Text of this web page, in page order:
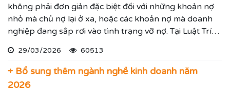
không phải đơn giản đặc biệt đối với những khoản nợ
nhỏ mà chủ nợ lại ở xa, hoặc các khoản nợ mà doanh
nghiệp đang sắp rơi vào tình trạng vỡ nợ. Tại Luật Trí
quyết các tranh chấp kinh tế hiệu quả đảm bảo sẽ giúp
thực hiện các yêu cầu mà Quý vị đưa ra.
29/03/2026 60513
+ Bổ sung thêm ngành nghề kinh doanh năm
2026